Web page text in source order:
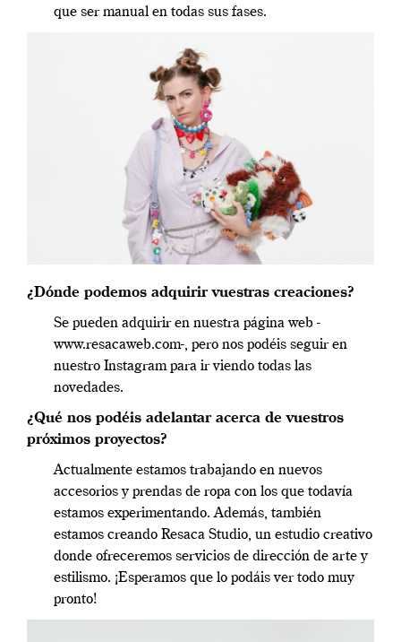
que ser manual en todas sus fases.
¿Dónde podemos adquirir vuestras creaciones?
Se pueden adquirir en nuestra página web -
www.resacaweb.com-, pero nos podéis seguir en
nuestro Instagram para ir viendo todas las
novedades.
¿Qué nos podéis adelantar acerca de vuestros
próximos proyectos?
Actualmente estamos trabajando en nuevos
accesorios y prendas de ropa con los que todavía
estamos experimentando. Además, también
estamos creando Resaca Studio, un estudio creativo
donde ofreceremos servicios de dirección de arte y
estilismo. ¡Esperamos que lo podáis ver todo muy
pronto!